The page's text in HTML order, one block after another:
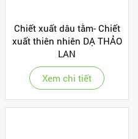
Chiết xuất dâu tằm- Chiết
xuất thiên nhiên DẠ THẢO
LAN
Xem chi tiết